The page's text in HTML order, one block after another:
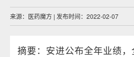
来源：医药魔方 | 发布时间：2022-02-07
摘要：安进公布全年业绩